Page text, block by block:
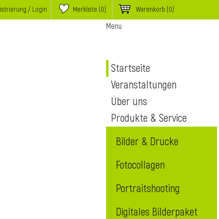
/ Login Merkliste (0) Warenkorb (0)
Menu
Startseite
Veranstaltungen
Über uns
Produkte & Service
Bilder & Drucke
Fotocollagen
Portraitshooting
Digitales Bilderpaket